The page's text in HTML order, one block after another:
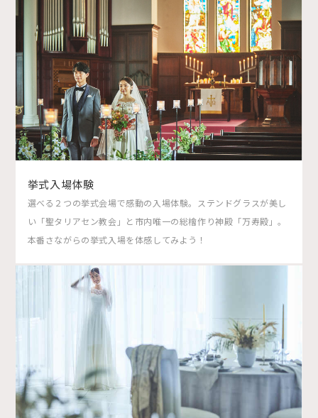
挙式入場体験
選べる２つの挙式会場で感動の入場体験。ステンドグラスが美し
い「聖タリアセン教会」と市内唯一の総檜作り神殿「万寿殿」。
本番さながらの挙式入場を体感してみよう！